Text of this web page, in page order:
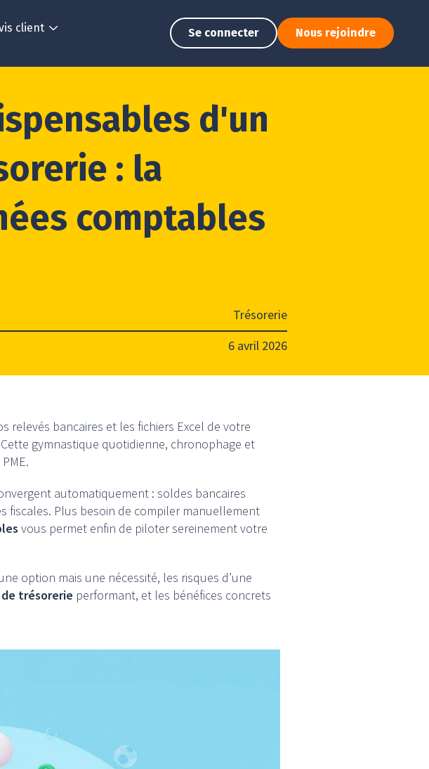
client Se connecter Nous rejoindre
d'un
: la
comptables
Trésorerie
6 avril 2026
relevés bancaires et les fichiers Excel de votre
Cette gymnastique quotidienne, chronophage et
automatiquement : soldes bancaires
fiscales. Plus besoin de compiler manuellement
vous permet enfin de piloter sereinement votre
option mais une nécessité, les risques d’une
trésorerie performant, et les bénéfices concrets